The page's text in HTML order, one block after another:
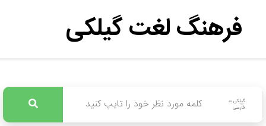
فرهنگ لغت گیلکی
گیلکی به
فارسی